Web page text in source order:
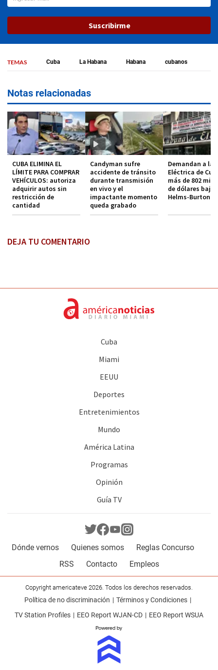
Suscribirme
TEMAS Cuba La Habana Habana cubanos
Notas relacionadas
CUBA ELIMINA EL
LÍMITE PARA COMPRAR
VEHÍCULOS: autoriza
adquirir autos sin
restricción de
cantidad
Candyman sufre
accidente de tránsito
durante transmisión
en vivo y el
impactante momento
queda grabado
Demandan a la
Eléctrica de
más de 802
de dólares bajo
Helms-Burton
DEJA TU COMENTARIO
Cuba
Miami
EEUU
Deportes
Entretenimientos
Mundo
América Latina
Programas
Opinión
Guía TV
Dónde vernos Quienes somos
Reglas Concurso
RSS
Contacto Empleos
Copyright americateve 2026. Todos los derechos reservados.
Política de no discriminación
Términos y Condiciones
TV Station Profiles
EEO Report WJAN-CD EEO Report WSUA